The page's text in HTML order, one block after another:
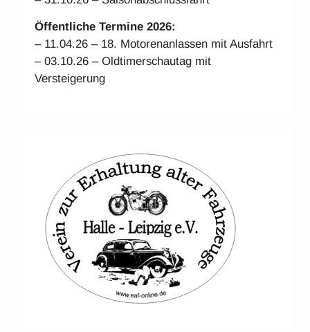
Öffentliche Termine 2026:
– 11.04.26 – 18. Motorenanlassen mit Ausfahrt
– 03.10.26 – Oldtimerschautag mit
Versteigerung